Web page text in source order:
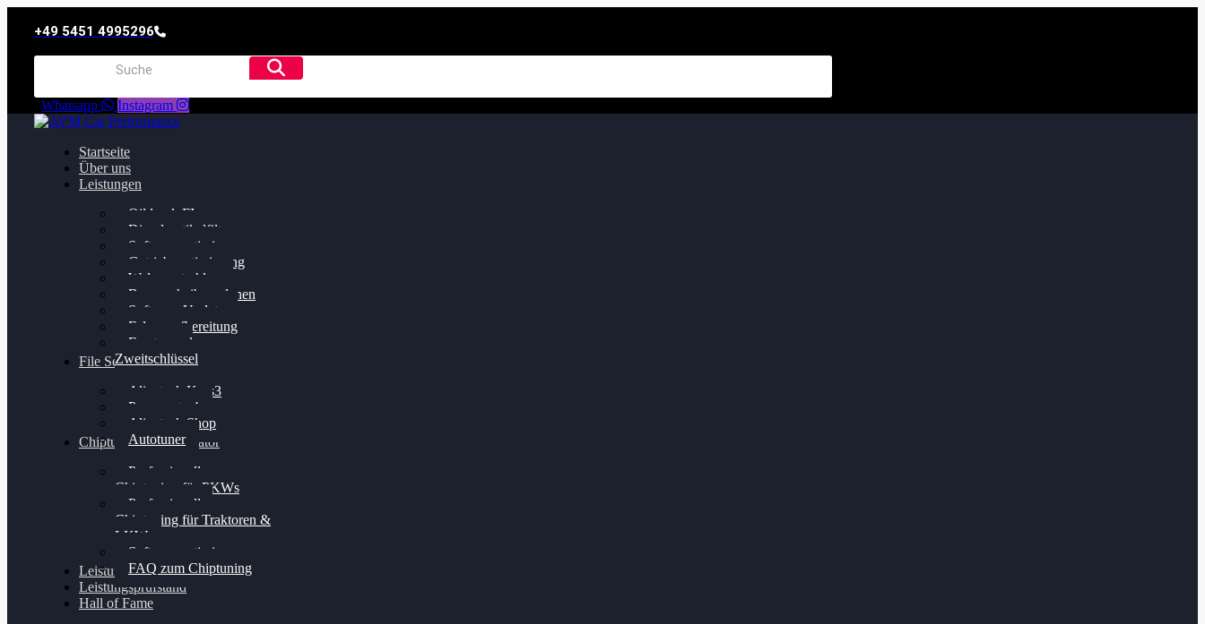
+49 5451 4995296
Whatsapp Instagram
Startseite
Über uns
Leistungen
Oildruck FIx
Dieselpartikelfilter
Softwareoptimierung
Getriebeoptimierung
Walnussstrahlen
Bremsscheiben planen
Software Update
Felgenaufbereitung
Ersatz- und
Zweitschlüssel
File Service
Alientech Kess3
Powergate 4
Alientech Shop
Autotuner
Chiptuning Konfigurator
Professionelles
Chiptuning für PKWs
Professionelles
Chiptuning für Traktoren &
LKW
Softwareoptimierung
FAQ zum Chiptuning
Leistungsmessung
Leistungsprüfstand
Hall of Fame